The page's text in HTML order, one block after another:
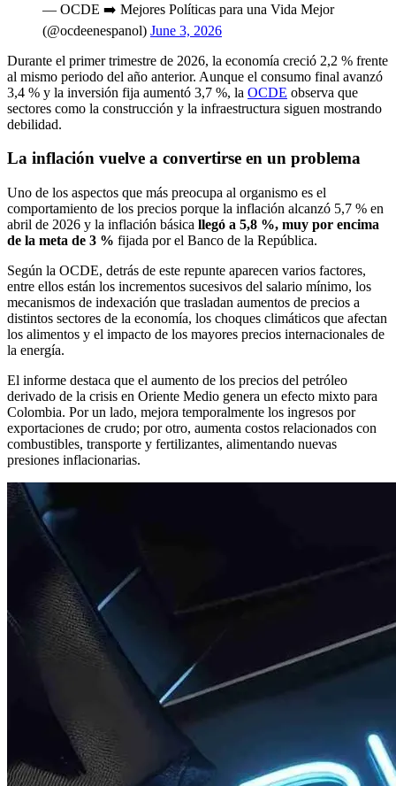
— OCDE ➡️ Mejores Políticas para una Vida Mejor
(@ocdeenespanol) June 3, 2026
Durante el primer trimestre de 2026, la economía creció 2,2 % frente
al mismo periodo del año anterior. Aunque el consumo final avanzó
3,4 % y la inversión fija aumentó 3,7 %, la OCDE observa que
sectores como la construcción y la infraestructura siguen mostrando
debilidad.
La inflación vuelve a convertirse en un problema
Uno de los aspectos que más preocupa al organismo es el
comportamiento de los precios porque la inflación alcanzó 5,7 % en
abril de 2026 y la inflación básica llegó a 5,8 %, muy por encima
de la meta de 3 % fijada por el Banco de la República.
Según la OCDE, detrás de este repunte aparecen varios factores,
entre ellos están los incrementos sucesivos del salario mínimo, los
mecanismos de indexación que trasladan aumentos de precios a
distintos sectores de la economía, los choques climáticos que afectan
los alimentos y el impacto de los mayores precios internacionales de
la energía.
El informe destaca que el aumento de los precios del petróleo
derivado de la crisis en Oriente Medio genera un efecto mixto para
Colombia. Por un lado, mejora temporalmente los ingresos por
exportaciones de crudo; por otro, aumenta costos relacionados con
combustibles, transporte y fertilizantes, alimentando nuevas
presiones inflacionarias.